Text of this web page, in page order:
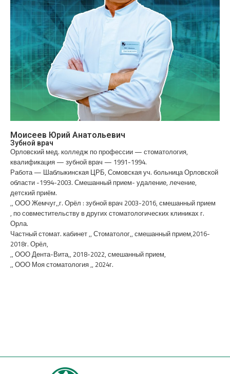
Моисеев Юрий Анатольевич
Зубной врач
Орловский мед. колледж по профессии — стоматология,
квалификация — зубной врач — 1991-1994.
Работа — Шаблыкинская ЦРБ, Сомовская уч. больница Орловской
области -1994-2003. Смешанный прием- удаление, лечение,
детский приём.
,, ООО Жемчуг,,г. Орёл : зубной врач 2003-2016, смешанный прием
, по совместительству в других стоматологических клиниках г.
Орла.
Частный стомат. кабинет ,, Стоматолог,, смешанный прием,2016-
2018г. Орёл,
,, ООО Дента-Вита,, 2018-2022, смешанный прием,
,, ООО Моя стоматология ,, 2024г.